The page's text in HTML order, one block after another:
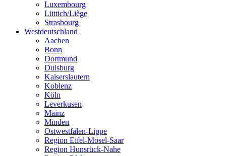
Luxembourg
Lüttich/Liège
Strasbourg
Westdeutschland
Aachen
Bonn
Dortmund
Duisburg
Kaiserslautern
Koblenz
Köln
Leverkusen
Mainz
Minden
Ostwestfalen-Lippe
Region Eifel-Mosel-Saar
Region Hunsrück-Nahe